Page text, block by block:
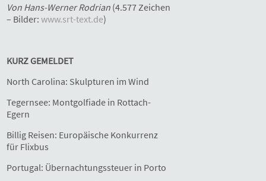
Von Hans-Werner Rodrian (4.577 Zeichen
– Bilder: www.srt-text.de)
KURZ GEMELDET
North Carolina: Skulpturen im Wind
Tegernsee: Montgolfiade in Rottach-
Egern
Billig Reisen: Europäische Konkurrenz
für Flixbus
Portugal: Übernachtungssteuer in Porto